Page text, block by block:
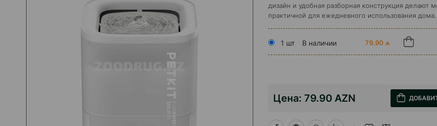
дизайн и удобная разборная конструкция делают
практичной для ежедневного использования дома.
1 шт В наличии 79.90 ₼
Цена: 79.90 AZN